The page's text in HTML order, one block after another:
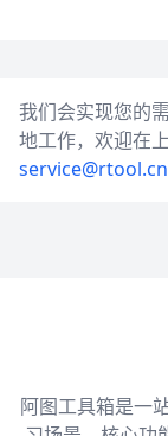
我们会实现您的
地工作，欢迎在
service@rtool.cn
阿图工具箱是一